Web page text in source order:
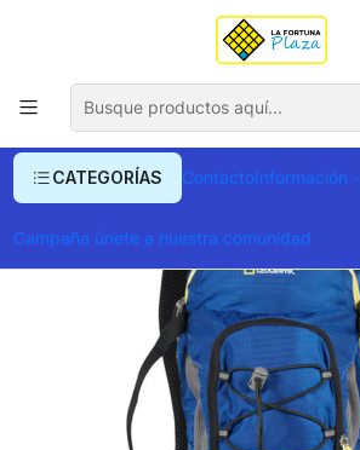
CATEGORÍAS ContactoInformación
Campaña únete a nuestra comunidad
Envío gratis para compras
Morrales y Portafolios Morrales Morral